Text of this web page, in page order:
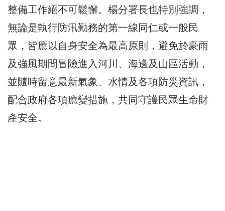
整備工作絕不可鬆懈。楊分署長也特別強調，
無論是執行防汛勤務的第一線同仁或一般民
眾，皆應以自身安全為最高原則，避免於豪雨
及強風期間冒險進入河川、海邊及山區活動，
並隨時留意最新氣象、水情及各項防災資訊，
配合政府各項應變措施，共同守護民眾生命財
產安全。